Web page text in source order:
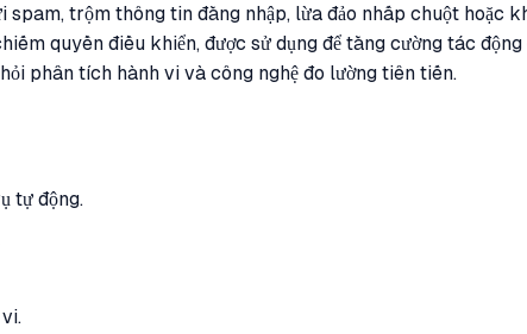
trộm thông tin đăng nhập, lừa đảo nhấp chuột hoặc
quyền điều khiển, được sử dụng để tăng cường tác
phân tích hành vi và công nghệ đo lường tiên tiến.
tự động.